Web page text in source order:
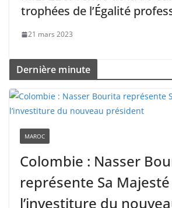
trophées de l’Égalité
21 mars 2023
Dernière minute
MAROC
Colombie : Nasser
représente Sa Majesté
l’investiture du